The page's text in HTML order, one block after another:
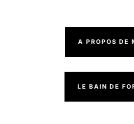
A PROPOS DE
LE BAIN DE